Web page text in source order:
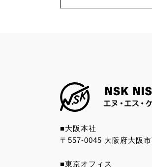
■大阪本社
〒557-0045 大阪府大阪
■東京オフィス